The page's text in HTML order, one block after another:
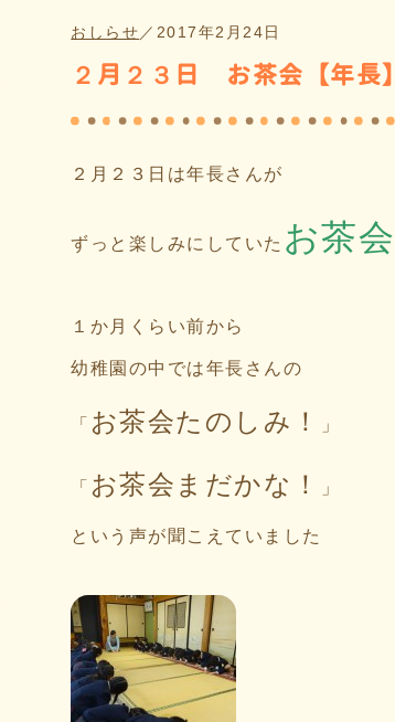
おしらせ ／ 2017年2月24日
２月２３日 お茶会【年長】
２月２３日は年長さんが
ずっと楽しみにしていた お茶会
１か月くらい前から
幼稚園の中では年長さんの
「 お茶会たのしみ！ 」
「 お茶会まだかな！ 」
という声が聞こえていました